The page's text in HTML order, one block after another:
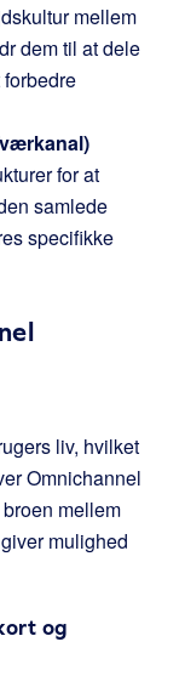
mellem
dem til at dele
for at
samlede
specifikke
liv, hvilket
Omnichannel
mellem
mulighed
og